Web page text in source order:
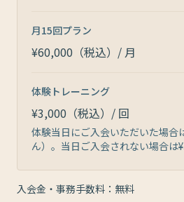
月15回プラン
¥60,000（税込）/ 月
体験トレーニング
¥3,000（税込）/ 回
体験当日にご入会いただいた場合
ん）。当日ご入会されない場合は
入会金・事務手数料：無料